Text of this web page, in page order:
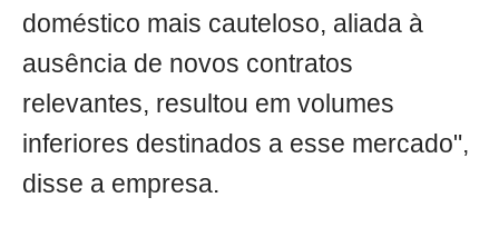
doméstico mais cauteloso, aliada à
ausência de novos contratos
relevantes, resultou em volumes
inferiores destinados a esse mercado",
disse a empresa.